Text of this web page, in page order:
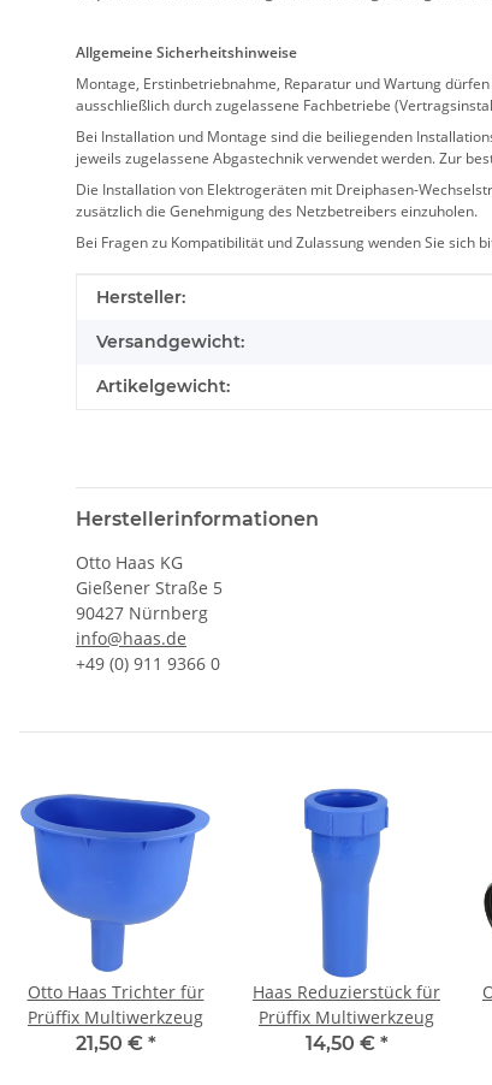
Allgemeine Sicherheitshinweise
Montage, Erstinbetriebnahme, Reparatur und Wartung
ausschließlich durch zugelassene Fachbetriebe
Bei Installation und Montage sind die beiliegenden
jeweils zugelassene Abgastechnik verwendet werden. Zur
Die Installation von Elektrogeräten mit Dreiphasen-
zusätzlich die Genehmigung des Netzbetreibers einzuholen.
Bei Fragen zu Kompatibilität und Zulassung wenden Sie sich
Produkteigenschaft
Wert
Hersteller:
Versandgewicht:
Artikelgewicht:
Herstellerinformationen
Otto Haas KG
Gießener Straße 5
90427 Nürnberg
info@haas.de
+49 (0) 911 9366 0
Otto Haas Trichter für
Prüffix Multiwerkzeug
21,50 € *
Haas Reduzierstück für
Prüffix Multiwerkzeug
14,50 € *